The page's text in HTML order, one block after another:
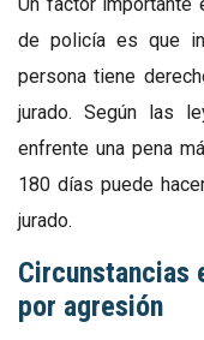
de policía es que
persona tiene
jurado. Según las
enfrente una pena
180 días puede
jurado.
Circunstancias
por agresión